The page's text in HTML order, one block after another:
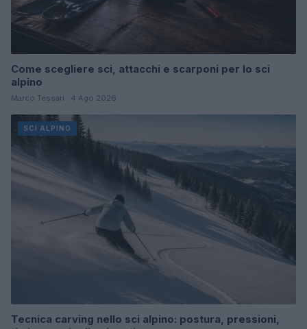
Come scegliere sci, attacchi e scarponi per lo sci
alpino
Marco Tessari · 4 Ago 2026
SCI ALPINO
Tecnica carving nello sci alpino: postura, pressioni,